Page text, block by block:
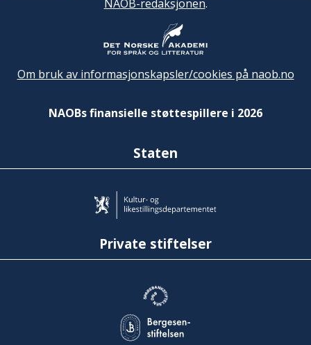
NAOB-redaksjonen.
Om bruk av informasjonskapsler/cookies på naob.no
NAOBs finansielle støttespillere i 2026
Staten
Private stiftelser